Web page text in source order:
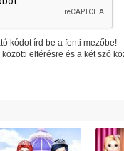
kódot írd be a fenti mezőbe!
eltérésre és a két szó